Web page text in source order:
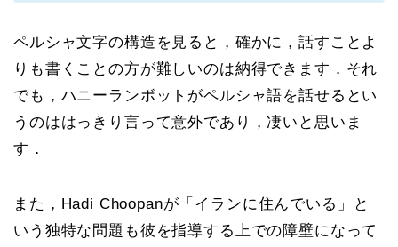
ペルシャ文字の構造を見ると，確かに，話すことよ
りも書くことの方が難しいのは納得できます．それ
でも，ハニーランボットがペルシャ語を話せるとい
うのははっきり言って意外であり，凄いと思いま
す．
また，Hadi Choopanが「イランに住んでいる」と
いう独特な問題も彼を指導する上での障壁になって